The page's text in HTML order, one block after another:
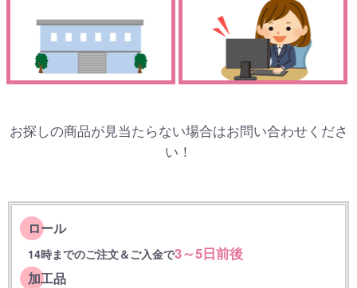
お探しの商品が見当たらない場合はお問い合わせくださ
い！
ロール
14時までのご注文＆ご入金で3～5日前後
加工品